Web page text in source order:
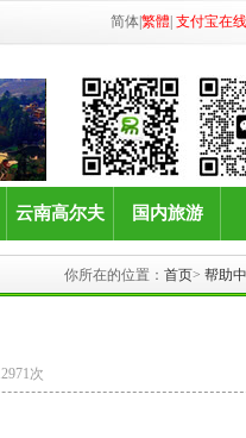
简体繁體 支付宝在
云南高尔夫 国内旅游
你所在的位置： 首页> 帮助
次